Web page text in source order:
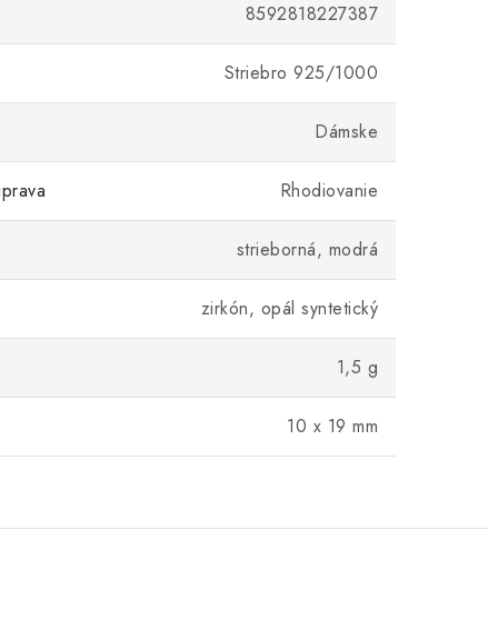
8592818227387
Striebro 925/1000
Dámske
Rhodiovanie
strieborná, modrá
zirkón, opál syntetický
1,5 g
10 x 19 mm